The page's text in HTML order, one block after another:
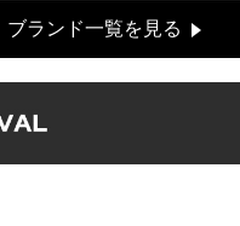
ブランド一覧を見る